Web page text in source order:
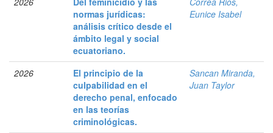
normas jurídicas:
análisis crítico desde el
ámbito legal y social
ecuatoriano.
Eunice Isabel
2026
El principio de la
culpabilidad en el
derecho penal, enfocado
en las teorías
criminológicas.
Sancan Miranda,
Juan Taylor